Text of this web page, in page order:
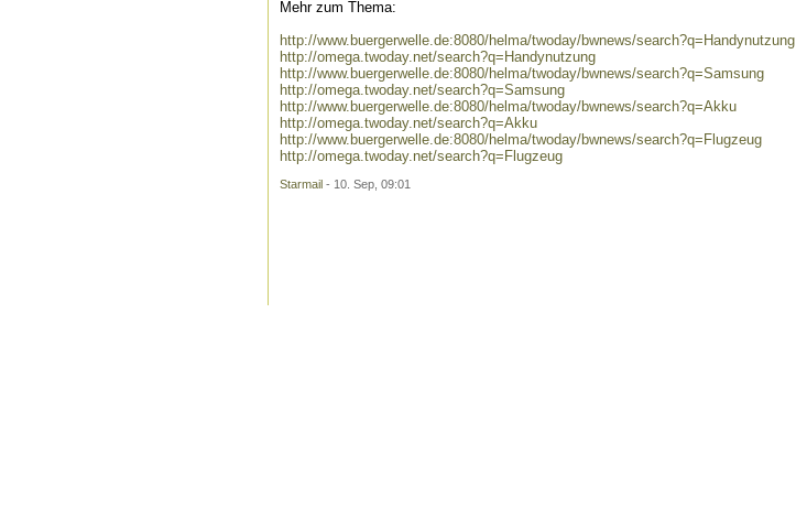
Mehr zum Thema:
http://www.buergerwelle.de:8080/helma/twoday/bwnews/search?q=Handynutzung
http://omega.twoday.net/search?q=Handynutzung
http://www.buergerwelle.de:8080/helma/twoday/bwnews/search?q=Samsung
http://omega.twoday.net/search?q=Samsung
http://www.buergerwelle.de:8080/helma/twoday/bwnews/search?q=Akku
http://omega.twoday.net/search?q=Akku
http://www.buergerwelle.de:8080/helma/twoday/bwnews/search?q=Flugzeug
http://omega.twoday.net/search?q=Flugzeug
Starmail - 10. Sep, 09:01